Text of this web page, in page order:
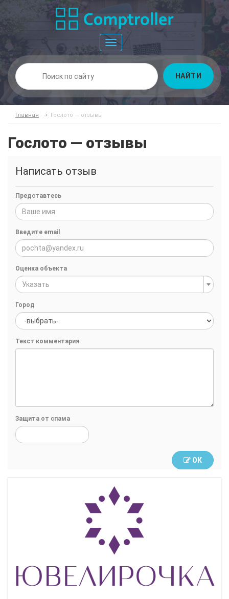
Toggle
navigation
НАЙТИ
Главная Гослото — отзывы
Гослото — отзывы
Написать отзыв
Представтесь
Введите email
Оценка объекта
Указать
Город
Текст комментария
Защита от спама
ОК